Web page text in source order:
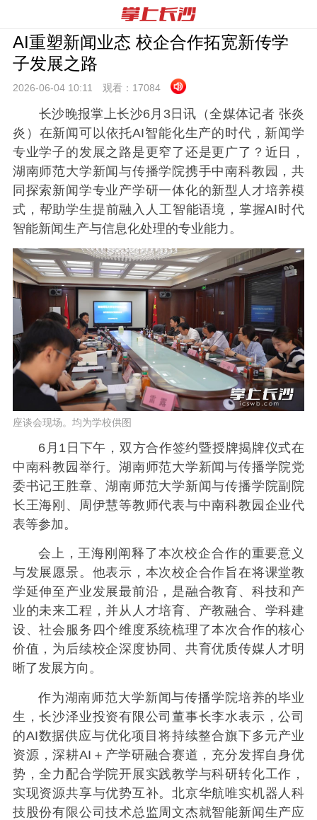
AI重塑新闻业态 校企合作拓宽新传学
子发展之路
2026-06-04 10:11 观看： 17084
长沙晚报掌上长沙6月3日讯（全媒体记者 张炎
炎）在新闻可以依托AI智能化生产的时代，新闻学
专业学子的发展之路是更窄了还是更广了？近日，
湖南师范大学新闻与传播学院携手中南科教园，共
同探索新闻学专业产学研一体化的新型人才培养模
式，帮助学生提前融入人工智能语境，掌握AI时代
智能新闻生产与信息化处理的专业能力。
座谈会现场。均为学校供图
6月1日下午，双方合作签约暨授牌揭牌仪式在
中南科教园举行。湖南师范大学新闻与传播学院党
委书记王胜章、湖南师范大学新闻与传播学院副院
长王海刚、周伊慧等教师代表与中南科教园企业代
表等参加。
会上，王海刚阐释了本次校企合作的重要意义
与发展愿景。他表示，本次校企合作旨在将课堂教
学延伸至产业发展最前沿，是融合教育、科技和产
业的未来工程，并从人才培育、产教融合、学科建
设、社会服务四个维度系统梳理了本次合作的核心
价值，为后续校企深度协同、共育优质传媒人才明
晰了发展方向。
作为湖南师范大学新闻与传播学院培养的毕业
生，长沙泽业投资有限公司董事长李水表示，公司
的AI数据供应与优化项目将持续整合旗下多元产业
资源，深耕AI＋产学研融合赛道，充分发挥自身优
势，全力配合学院开展实践教学与科研转化工作，
实现资源共享与优势互补。北京华航唯实机器人科
技股份有限公司技术总监周文杰就智能新闻生产应